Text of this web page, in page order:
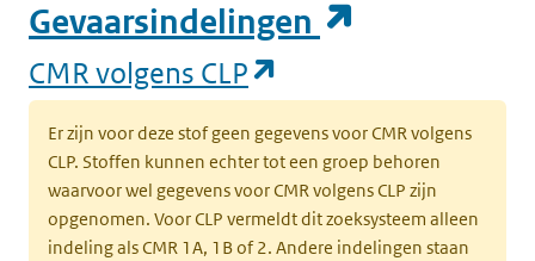
Gevaarsindelingen
CMR volgens CLP
Er zijn voor deze stof geen gegevens voor CMR volgens
CLP. Stoffen kunnen echter tot een groep behoren
waarvoor wel gegevens voor CMR volgens CLP zijn
opgenomen. Voor CLP vermeldt dit zoeksysteem alleen
indeling als CMR 1A, 1B of 2. Andere indelingen staan